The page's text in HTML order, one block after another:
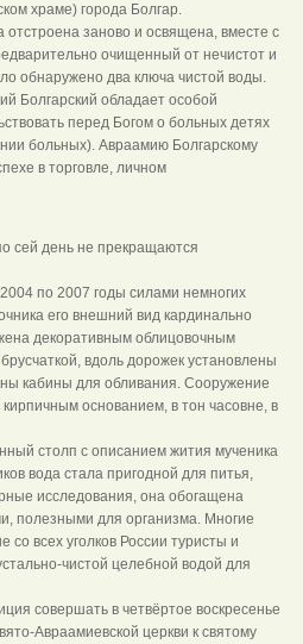
храме) города Болгар.
заново и освящена, вместе с
очищенный от нечистот и
обнаружено два ключа чистой воды.
Болгарский обладает особой
перед Богом о больных детях
больных). Авраамию Болгарскому
в торговле, личном
сей день не прекращаются
по 2007 годы силами немногих
его внешний вид кардинально
декоративным облицовочным
вдоль дорожек установлены
кабины для обливания. Сооружение
основанием, в тон часовне, в
столп с описанием жития мученика
вода стала пригодной для питья,
исследования, она обогащена
полезными для организма. Многие
всех уголков России туристы и
чистой целебной водой для
совершать в четвёртое воскресенье
Авраамиевской церкви к святому